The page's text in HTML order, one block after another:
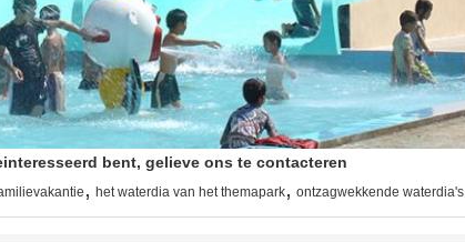
bent, gelieve ons te contacteren
het waterdia van het themapark ontzagwekkende waterdia's